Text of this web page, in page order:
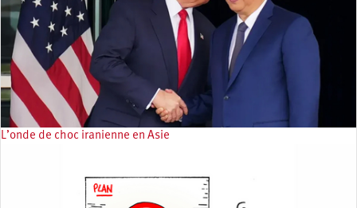
L’onde de choc iranienne en Asie